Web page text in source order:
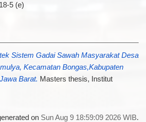
5 (e)
Sistem Gadai Sawah Masyarakat Desa
Kecamatan Bongas,Kabupaten
Barat. Masters thesis, Institut
on Sun Aug 9 18:59:09 2026 WIB.